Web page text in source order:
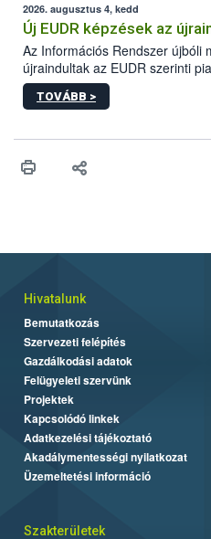
higiéniai szabályok betartása, a
maradékok szakszerű tárolása.
biztonsági Hivatal (Nébih)
biztonságos grillezés
2026. augusztus 4, kedd
Új EUDR képzések az
Az Információs Rendszer újbóli
újraindultak az EUDR szerinti
képzések.
TOVÁBB >
Hivatalunk
Bemutatkozás
Szervezeti felépítés
Gazdálkodási adatok
Felügyeleti szervünk
Projektek
Kapcsolódó linkek
Adatkezelési tájékoztató
Akadálymentességi nyilatkozat
Üzemeltetési információ
Szakterületek